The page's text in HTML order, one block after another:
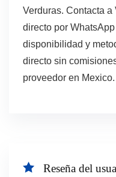
Verduras. Contacta
directo por
disponibilidad y
directo sin
proveedor en Mexico.
Reseña del